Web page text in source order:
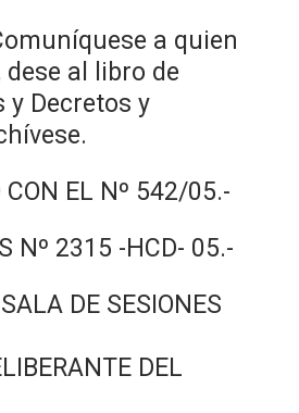
a quien
al libro de
y Decretos y
CON EL Nº 542/05.-
Nº 2315 -HCD- 05.-
DE SESIONES
DEL